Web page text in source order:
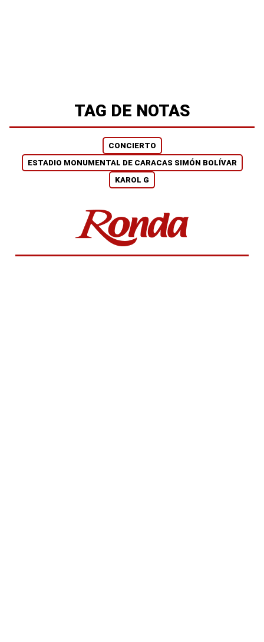
TAG DE NOTAS
CONCIERTO
ESTADIO MONUMENTAL DE CARACAS SIMÓN BOLÍVAR
KAROL G